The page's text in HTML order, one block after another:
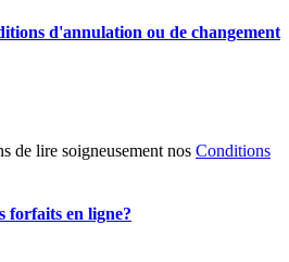
d'annulation ou de changement
de lire soigneusement nos Conditions
forfaits en ligne?